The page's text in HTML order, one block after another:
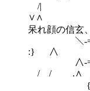
/
∨∧
呆れ顔の信玄
＼-=
:} ∧
∧-=
/ /
{乂